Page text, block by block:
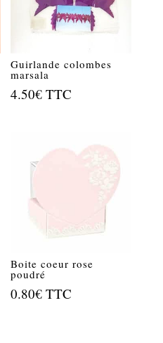
Guirlande colombes
marsala
4.50€ TTC
Boite coeur rose
poudré
0.80€ TTC